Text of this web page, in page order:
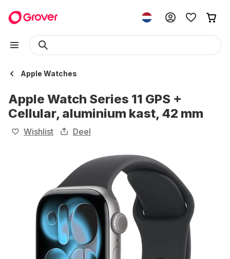
Apple Watches
Apple Watch Series 11 GPS +
Cellular, aluminium kast, 42 mm
Wishlist Deel